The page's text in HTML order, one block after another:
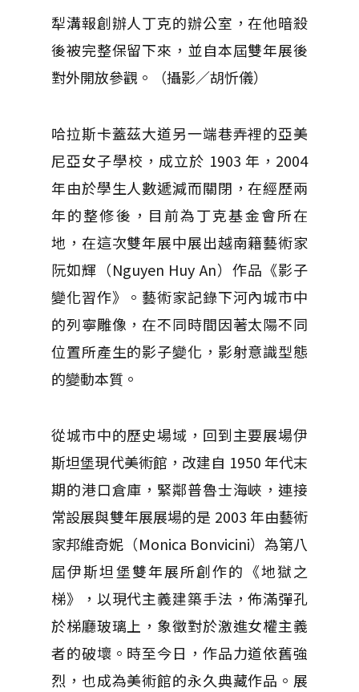
犁溝報創辦人丁克的辦公室，在他暗殺
後被完整保留下來，並自本屆雙年展後
對外開放參觀。（攝影／胡忻儀）
哈拉斯卡蓋茲大道另一端巷弄裡的亞美
尼亞女子學校，成立於 1903 年，2004
年由於學生人數遞減而關閉，在經歷兩
年的整修後，目前為丁克基金會所在
地，在這次雙年展中展出越南籍藝術家
阮如輝（Nguyen Huy An）作品《影子
變化習作》。藝術家記錄下河內城市中
的列寧雕像，在不同時間因著太陽不同
位置所產生的影子變化，影射意識型態
的變動本質。
從城市中的歷史場域，回到主要展場伊
斯坦堡現代美術館，改建自 1950 年代末
期的港口倉庫，緊鄰普魯士海峽，連接
常設展與雙年展展場的是 2003 年由藝術
家邦維奇妮（Monica Bonvicini）為第八
屆伊斯坦堡雙年展所創作的《地獄之
梯》，以現代主義建築手法，佈滿彈孔
於梯廳玻璃上，象徵對於激進女權主義
者的破壞。時至今日，作品力道依舊強
烈，也成為美術館的永久典藏作品。展